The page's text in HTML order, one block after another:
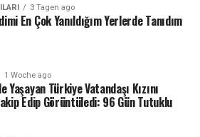
3 Tagen ago
En Çok Yanıldığım Yerlerde Tanıdım
1 Woche ago
Yaşayan Türkiye Vatandaşı Kızını
Edip Görüntüledi: 96 Gün Tutuklu